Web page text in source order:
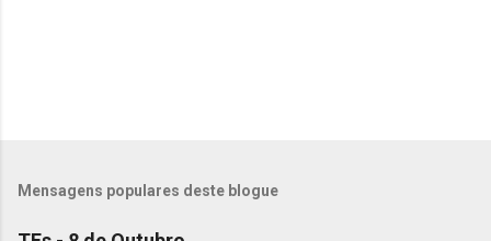
Mensagens populares deste blogue